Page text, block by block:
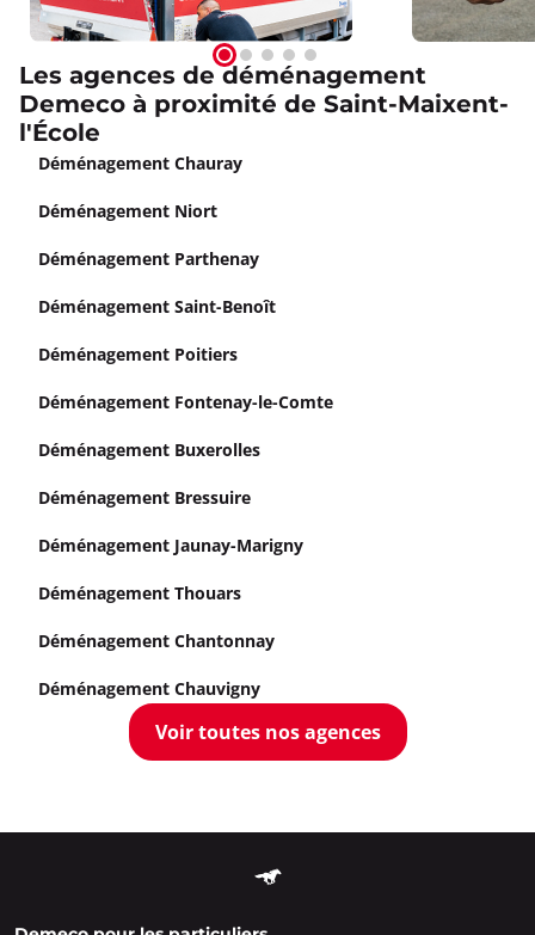
Les agences de déménagement
Demeco à proximité de Saint-Maixent-
l'École
Déménagement Chauray
Déménagement Niort
Déménagement Parthenay
Déménagement Saint-Benoît
Déménagement Poitiers
Déménagement Fontenay-le-Comte
Déménagement Buxerolles
Déménagement Bressuire
Déménagement Jaunay-Marigny
Déménagement Thouars
Déménagement Chantonnay
Déménagement Chauvigny
Voir toutes nos agences